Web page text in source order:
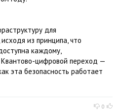
для
из принципа, что
каждому,
Квантово-цифровой переход —
эта безопасность работает
0